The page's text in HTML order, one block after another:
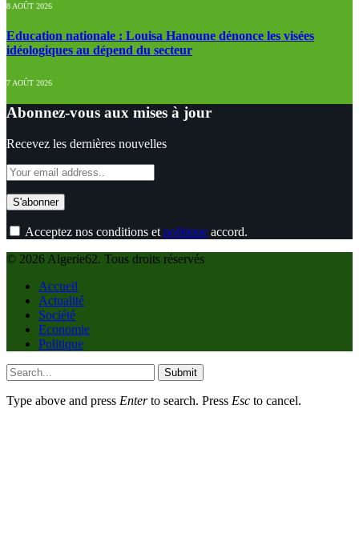
8 AOÛT 2026
Education nationale : Louisa Hanoune dénonce les visées
idéologiques au dépend du secteur
7 AOÛT 2026
Abonnez-vous aux mises à jour
Recevez les dernières nouvelles
Acceptez nos conditions et politique accord.
© 2026 Algerie62. Tous droits réservés
Accueil
Actualité
Société
Economie
Politique
Submit
Type above and press Enterto search. Press Esc to cancel.